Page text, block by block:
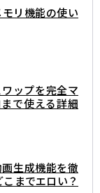
リ機能の使い
ップを完全マ
で使える詳細
生成機能を徹
までエロい？